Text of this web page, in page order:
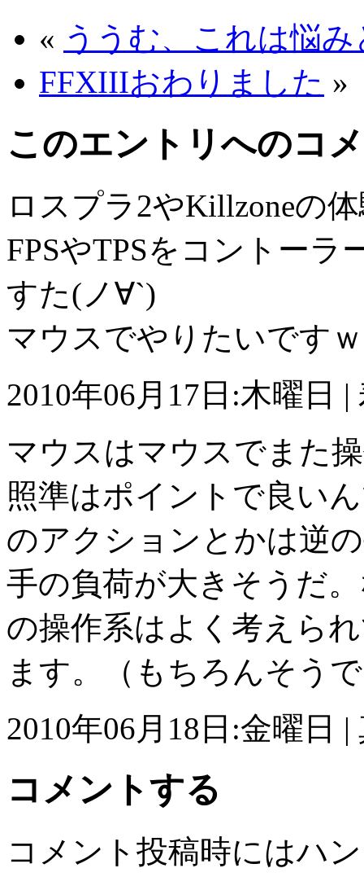
« ううむ、これは悩
FFXIIIおわりました »
このエントリへのコ
ロスプラ2やKillzoneの
FPSやTPSをコントー
すた(ノ∀`)
マウスでやりたいですｗ
2010年06月17日:木曜日 |
マウスはマウスでまた
照準はポイントで良い
のアクションとかは逆
手の負荷が大きそうだ
の操作系はよく考えら
ます。（もちろんそう
2010年06月18日:金曜日 |
コメントする
コメント投稿時にはハ